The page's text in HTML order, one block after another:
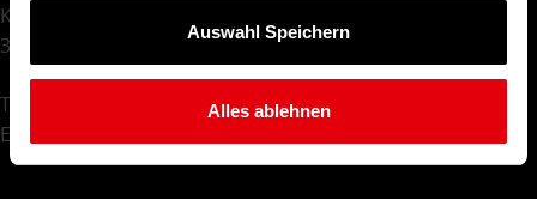
Auswahl Speichern
Alles ablehnen
Kantstraße 3
39104 Magdeburg
Telefon:
0531 - 2099 1242
E-Mail: